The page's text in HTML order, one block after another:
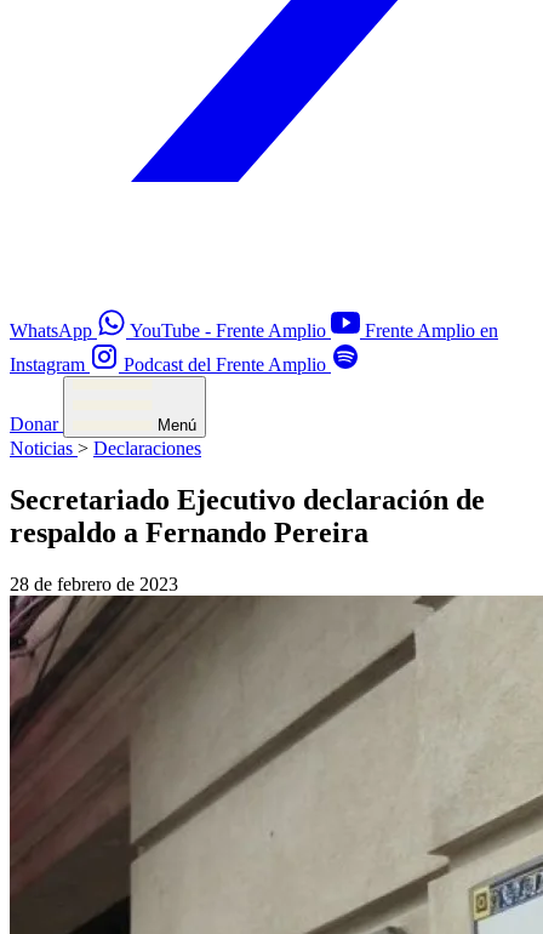
WhatsApp YouTube - Frente Amplio
Frente Amplio en
Instagram
Podcast del Frente Amplio
Donar Menú
Noticias > Declaraciones
Secretariado Ejecutivo declaración de
respaldo a Fernando Pereira
28 de febrero de 2023